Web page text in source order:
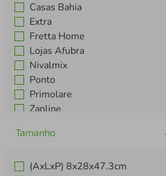
Casas Bahia
Extra
Fretta Home
Lojas Afubra
Nivalmix
Ponto
Primolare
Zanline
Tamanho
(AxLxP) 8x28x47.3cm